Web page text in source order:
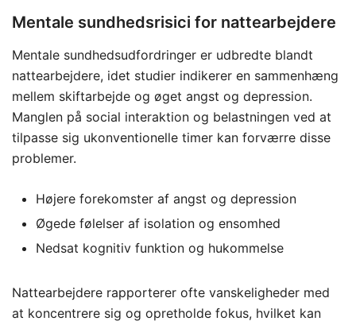
Mentale sundhedsrisici for nattearbejdere
Mentale sundhedsudfordringer er udbredte blandt
nattearbejdere, idet studier indikerer en sammenhæng
mellem skiftarbejde og øget angst og depression.
Manglen på social interaktion og belastningen ved at
tilpasse sig ukonventionelle timer kan forværre disse
problemer.
Højere forekomster af angst og depression
Øgede følelser af isolation og ensomhed
Nedsat kognitiv funktion og hukommelse
Nattearbejdere rapporterer ofte vanskeligheder med
at koncentrere sig og opretholde fokus, hvilket kan